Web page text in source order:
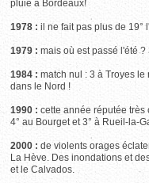
pluie à Bordeaux!
1978 : il ne fait pas plus de 19°
1979 : mais où est passé l'été ?
1984 : match nul : 3 à Troyes
dans le Nord !
1990 : cette année réputée très
4° au Bourget et 3° à Rueil-la-
2000 : de violents orages
La Hève. Des inondations et
et le Calvados.